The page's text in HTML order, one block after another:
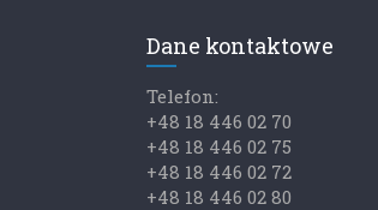
Dane kontaktowe
Telefon:
+48 18 446 02 70
+48 18 446 02 75
+48 18 446 02 72
+48 18 446 02 80